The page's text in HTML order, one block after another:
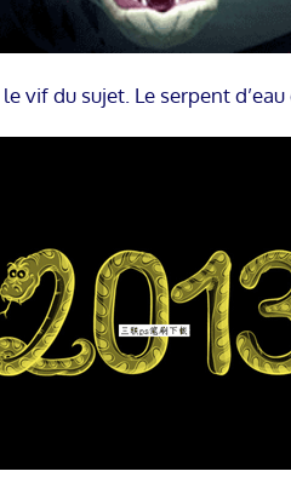
vif du sujet. Le serpent d’eau